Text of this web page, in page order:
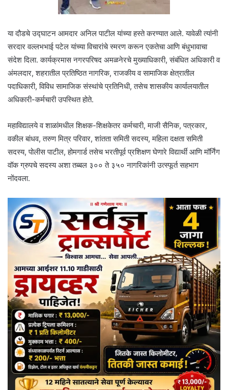
या दौडचे उद्घाटन आमदार अनिल पाटील यांच्या हस्ते करण्यात आले. यावेळी त्यांनी
सरदार वल्लभभाई पटेल यांच्या विचारांचे स्मरण करून एकतेचा आणि बंधुभावाचा
संदेश दिला. कार्यक्रमास नगरपरिषद अमळनेरचे मुख्याधिकारी, संबंधित अधिकारी व
अंमलदार, शहरातील प्रतिष्ठित नागरिक, राजकीय व सामाजिक क्षेत्रातील
पदाधिकारी, विविध सामाजिक संस्थांचे प्रतिनिधी, तसेच शासकीय कार्यालयातील
अधिकारी-कर्मचारी उपस्थित होते.
महाविद्यालये व शाळांमधील शिक्षक-शिक्षकेतर कर्मचारी, माजी सैनिक, पत्रकार,
वकील बांधव, तरुण मित्र परिवार, शांतता समिती सदस्य, महिला दक्षता समिती
सदस्य, पोलीस पाटील, होमगार्ड तसेच भरतीपूर्व प्रशिक्षण घेणारे विद्यार्थी आणि मॉर्निंग
वॉक ग्रुपचे सदस्य अशा तब्बल ३०० ते ३५० नागरिकांनी उत्स्फूर्त सहभाग
नोंदवला.